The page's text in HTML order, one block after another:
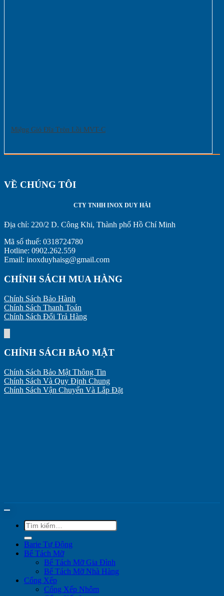
Miệng Gió Đĩa Tròn Lồi MVT-C
VỀ CHÚNG TÔI
CTY TNHH INOX DUY HẢI
Địa chỉ: 220/2 D. Công Khi, Thành phố Hồ Chí Minh
Mã số thuế: 0318724780
Hotline: 0902.262.559
Email: inoxduyhaisg@gmail.com
CHÍNH SÁCH MUA HÀNG
Chính Sách Bảo Hành
Chính Sách Thanh Toán
Chính Sách Đổi Trả Hàng
CHÍNH SÁCH BẢO MẬT
Chính Sách Bảo Mật Thông Tin
Chính Sách Và Quy Định Chung
Chính Sách Vận Chuyển Và Lắp Đặt
Tìm
kiếm:
Barie Tự Động
Bể Tách Mỡ
Bể Tách Mỡ Gia Đình
Bể Tách Mỡ Nhà Hàng
Cổng Xếp
Cổng Xếp Nhôm